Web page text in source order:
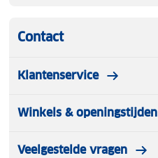
Contact
Klantenservice
Winkels & openingstijden
Veelgestelde vragen